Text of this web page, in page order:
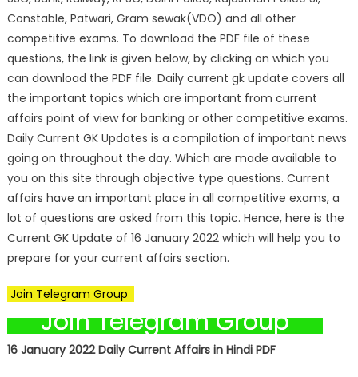
Constable, Patwari, Gram sewak(VDO) and all other
competitive exams. To download the PDF file of these
questions, the link is given below, by clicking on which you
can download the PDF file. Daily current gk update covers all
the important topics which are important from current
affairs point of view for banking or other competitive exams.
Daily Current GK Updates is a compilation of important news
going on throughout the day. Which are made available to
you on this site through objective type questions. Current
affairs have an important place in all competitive exams, a
lot of questions are asked from this topic. Hence, here is the
Current GK Update of 16 January 2022 which will help you to
prepare for your current affairs section.
Join Telegram Group
Join Telegram Group
16 January 2022 Daily Current Affairs in Hindi PDF